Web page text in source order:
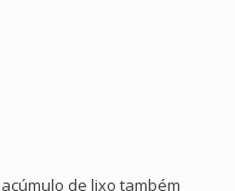
de lixo também